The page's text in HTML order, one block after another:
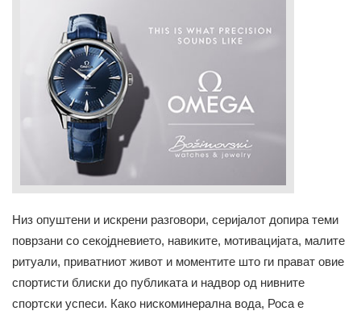
Низ опуштени и искрени разговори, серијалот допира теми
поврзани со секојдневието, навиките, мотивацијата, малите
ритуали, приватниот живот и моментите што ги прават овие
спортисти блиски до публиката и надвор од нивните
спортски успеси. Како нискоминерална вода, Роса е